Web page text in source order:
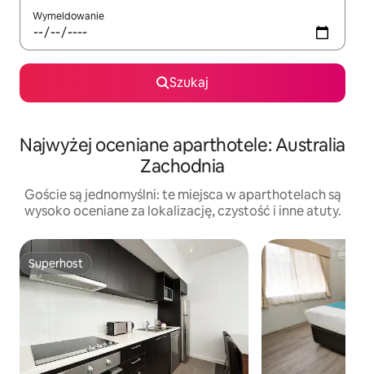
Wymeldowanie
Szukaj
Najwyżej oceniane aparthotele: Australia
Zachodnia
Goście są jednomyślni: te miejsca w aparthotelach są
wysoko oceniane za lokalizację, czystość i inne atuty.
Superhost
Superhost